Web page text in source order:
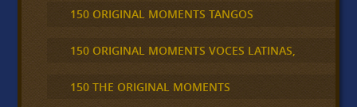
150 ORIGINAL MOMENTS TANGOS
150 ORIGINAL MOMENTS VOCES LATINAS,
150 THE ORIGINAL MOMENTS